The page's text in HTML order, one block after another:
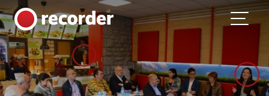
Skip to content
Main Navigation